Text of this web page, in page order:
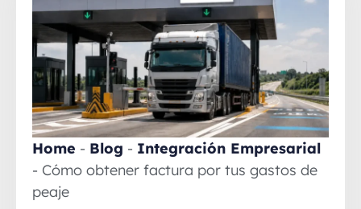
Home - Blog - Integración Empresarial
- Cómo obtener factura por tus gastos de
peaje